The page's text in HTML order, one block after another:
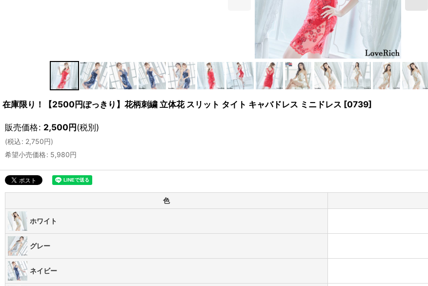
在庫限り！【2500円ぽっきり】花柄刺繍 立体花 スリット タイト キャバドレス ミニドレス [0739]
販売価格: 2,500円(税別)
(税込: 2,750円)
希望小売価格: 5,980円
色
ホワイト
グレー
ネイビー